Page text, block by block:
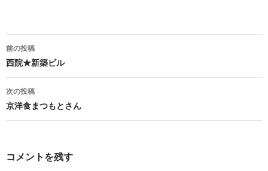
投
稿
ナ
ゲ
前の投稿
西院★新築ビル
次の投稿
京洋食まつもとさん
コメントを残す